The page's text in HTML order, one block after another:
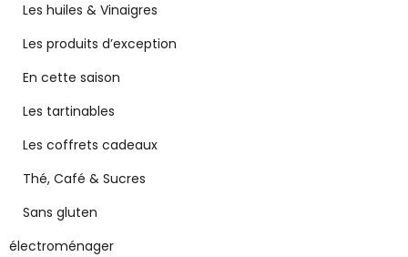
Les huiles & Vinaigres
Les produits d’exception
En cette saison
Les tartinables
Les coffrets cadeaux
Thé, Café & Sucres
Sans gluten
électroménager